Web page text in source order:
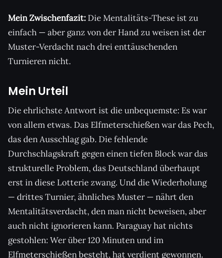
Mein Zwischenfazit: Die Mentalitäts-These ist zu
einfach — aber ganz von der Hand zu weisen ist der
Muster-Verdacht nach drei enttäuschenden
Turnieren nicht.
Mein Urteil
Die ehrlichste Antwort ist die unbequemste: Es war
von allem etwas. Das Elfmeterschießen war das Pech,
das den Ausschlag gab. Die fehlende
Durchschlagskraft gegen einen tiefen Block war das
strukturelle Problem, das Deutschland überhaupt
erst in diese Lotterie zwang. Und die Wiederholung
— drittes Turnier, ähnliches Muster — nährt den
Mentalitätsverdacht, den man nicht beweisen, aber
auch nicht ignorieren kann. Paraguay hat nichts
gestohlen: Wer über 120 Minuten und im
Elfmeterschießen besteht, hat verdient gewonnen.